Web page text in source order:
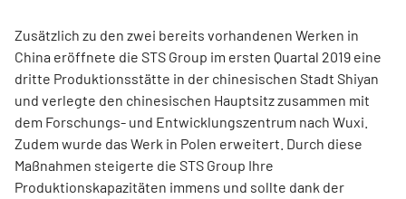
Zusätzlich zu den zwei bereits vorhandenen Werken in
China eröffnete die STS Group im ersten Quartal 2019 eine
dritte Produktionsstätte in der chinesischen Stadt Shiyan
und verlegte den chinesischen Hauptsitz zusammen mit
dem Forschungs- und Entwicklungszentrum nach Wuxi.
Zudem wurde das Werk in Polen erweitert. Durch diese
Maßnahmen steigerte die STS Group Ihre
Produktionskapazitäten immens und sollte dank der